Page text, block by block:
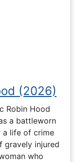
(2026)
Robin Hood
a battleworn
a life of crime
gravely injured
who